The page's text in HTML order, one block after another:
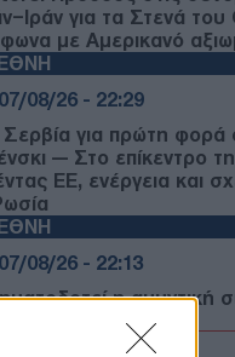
για τα Στενά
με Αμερικανό
07/08/26 - 22:29
για πρώτη φορά
— Στο επίκεντρο
ΕΕ, ενέργεια και
07/08/26 - 22:13
η αμυντική
Τουρκίας και
«ισλαμικό ΝΑΤΟ» στα